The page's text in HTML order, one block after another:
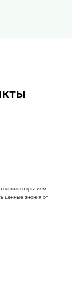
открытием.
ценные знания от